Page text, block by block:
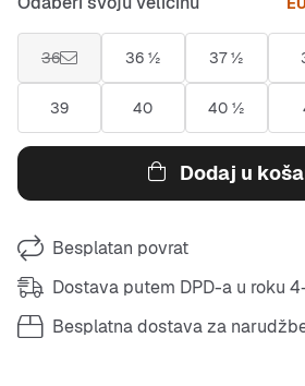
36 36 ½ 37 ½
39 40 40 ½
Dodaj u
Besplatan povrat
Dostava putem DPD-a u roku
Besplatna dostava za